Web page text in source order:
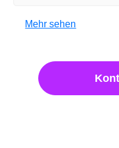
Mehr sehen